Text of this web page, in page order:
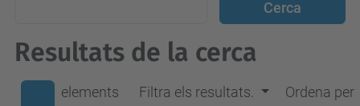
Resultats de la cerca
elements
Filtra els resultats. Ordena per